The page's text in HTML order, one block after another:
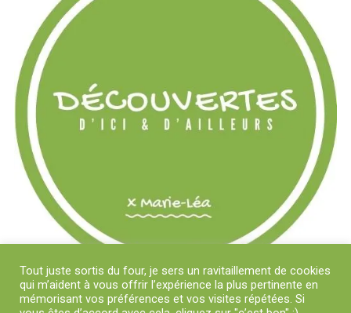
Tout juste sortis du four, je sers un ravitaillement de cookies
qui m’aident à vous offrir l’expérience la plus pertinente en
mémorisant vos préférences et vos visites répétées. Si